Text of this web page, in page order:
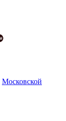
Московской